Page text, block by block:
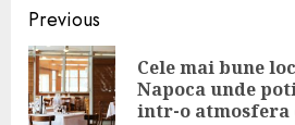
Continue
Reading
Previous
Cele mai bune
Napoca unde
intr-o atmosfera